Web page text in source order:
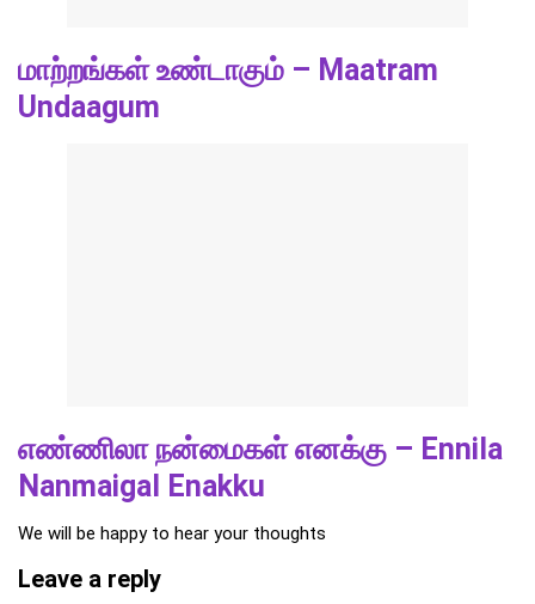
மாற்றங்கள் உண்டாகும் – Maatram
Undaagum
எண்ணிலா நன்மைகள் எனக்கு – Ennila
Nanmaigal Enakku
We will be happy to hear your thoughts
Leave a reply